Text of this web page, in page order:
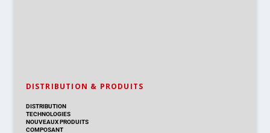
DISTRIBUTION & PRODUITS
DISTRIBUTION
TECHNOLOGIES
NOUVEAUX PRODUITS
COMPOSANT